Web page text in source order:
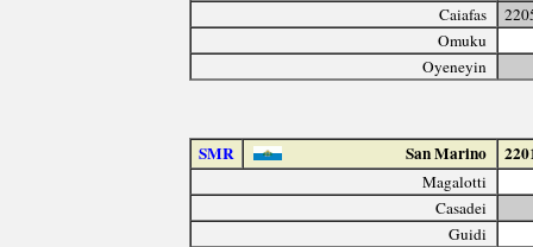
Caiafas
Omuku
Oyeneyin
SMR San Marino
Magalotti
Casadei
Guidi